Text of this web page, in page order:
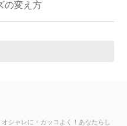
の変え方
シャレに・カッコよく！あなたらし